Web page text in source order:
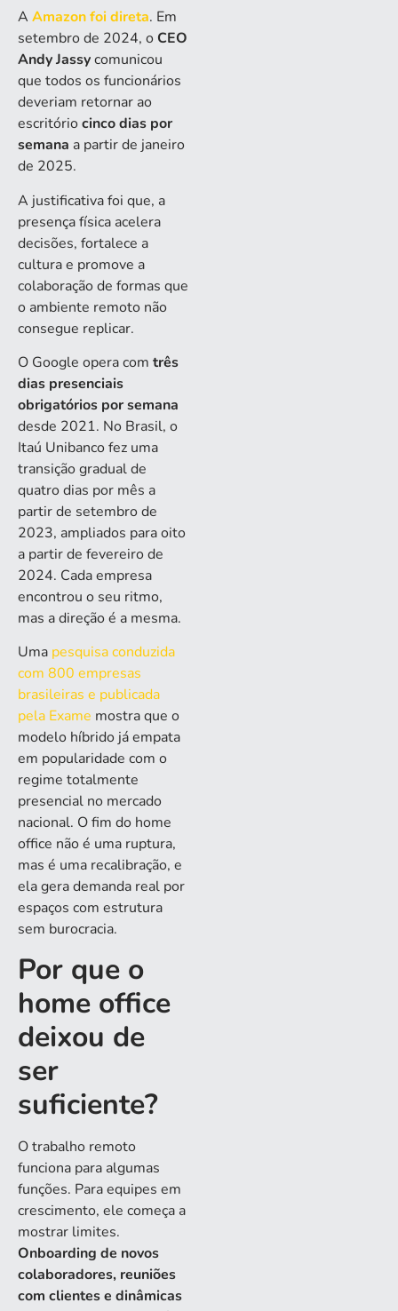
A Amazon foi direta. Em
setembro de 2024, o CEO
Andy Jassycomunicou
que todos os funcionários
deveriam retornar ao
escritóriocinco dias por
semana a partir de janeiro
de 2025.
A justificativa foi que, a
presença física acelera
decisões, fortalece a
cultura e promove a
colaboração de formas que
o ambiente remoto não
consegue replicar.
O Google opera com três
dias presenciais
obrigatórios por semana
desde 2021. No Brasil, o
Itaú Unibanco fez uma
transição gradual de
quatro dias por mês a
partir de setembro de
2023, ampliados para oito
a partir de fevereiro de
2024. Cada empresa
encontrou o seu ritmo,
mas a direção é a mesma.
Uma pesquisa conduzida
com 800 empresas
brasileiras e publicada
pela Exame mostra que o
modelo híbrido já empata
em popularidade com o
regime totalmente
presencial no mercado
nacional. O fim do home
office não é uma ruptura,
mas é uma recalibração, e
ela gera demanda real por
espaços com estrutura
sem burocracia.
Por que o
home office
deixou de
ser
suficiente?
O trabalho remoto
funciona para algumas
funções. Para equipes em
crescimento, ele começa a
mostrar limites.
Onboarding de novos
colaboradores, reuniões
com clientes e dinâmicas